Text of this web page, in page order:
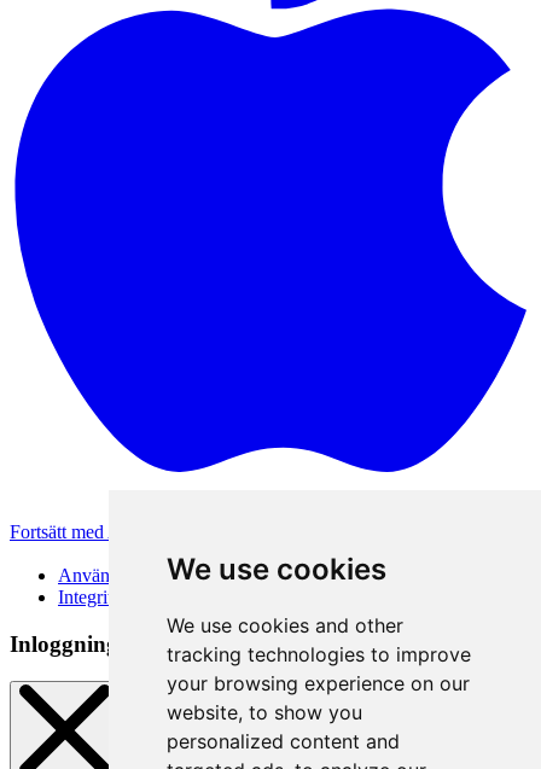
We use cookies
We use cookies and other
tracking technologies to improve
your browsing experience on our
website, to show you
personalized content and
Fortsätt med Apple
Användarvillkor
Integritetspolicy
Inloggningsmetod